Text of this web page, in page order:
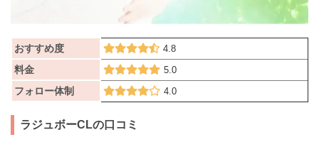
おすすめ度 4.8
料金 5.0
フォロー体制 4.0
ラジュボーCLの口コミ